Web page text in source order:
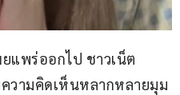
แพร่ออกไป ชาวเน็ต
วามคิดเห็นหลากหลายมุม